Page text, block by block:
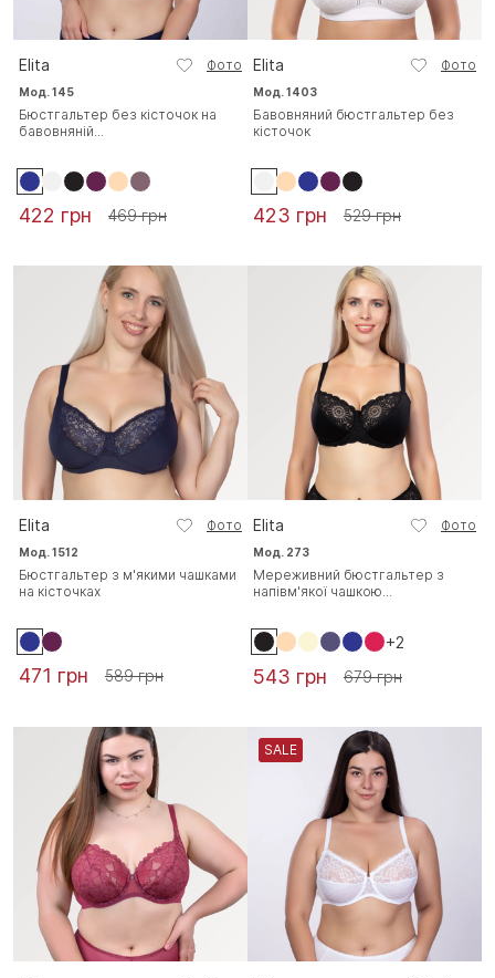
Elita Фото
Мод. 145
Бюстгальтер без кісточок на
бавовняній...
422 грн 469 грн
Elita Фото
Мод. 1403
Бавовняний бюстгальтер без
кісточок
423 грн 529 грн
Elita Фото
Мод. 1512
Бюстгальтер з м'якими чашками
на кісточках
471 грн 589 грн
Elita Фото
Мод. 273
Мереживний бюстгальтер з
напівм'якої чашкою...
+2
543 грн 679 грн
SALE